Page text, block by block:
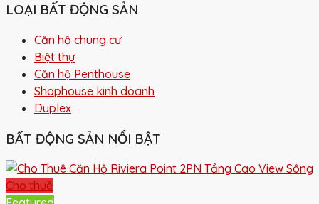
LOẠI BẤT ĐỘNG SẢN
Căn hộ chung cư
Biệt thự
Căn hộ Penthouse
Shophouse kinh doanh
Duplex
BẤT ĐỘNG SẢN NỔI BẬT
Cho thuê